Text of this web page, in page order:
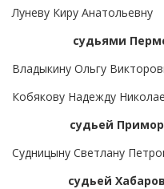
Луневу Киру Анатольевну
судьями
Владыкину Ольгу
Кобякову Надежду
судьей
Судницыну Светлану
судьей